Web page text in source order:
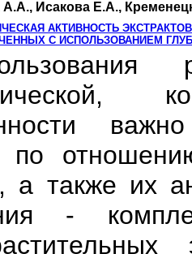
А.А., Исакова Е.А.,
АКТИВНОСТЬ ЭКСТРАКТОВ
С ИСПОЛЬЗОВАНИЕМ
по
а также их
-